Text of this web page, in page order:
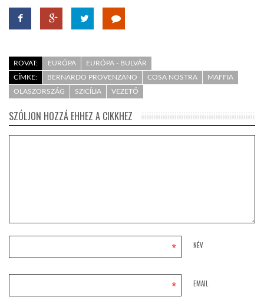
ROVAT: EURÓPA
EURÓPA - BULVÁR
CÍMKE:
BERNARDO PROVENZANO COSA NOSTRA
MAFFIA
OLASZORSZÁG
SZICÍLIA VEZETŐ
SZÓLJON HOZZÁ EHHEZ A CIKKHEZ
NÉV
*
EMAIL
*